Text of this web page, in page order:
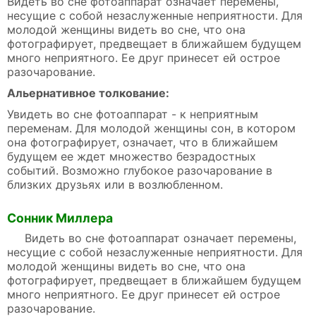
несущие с собой незаслуженные неприятности. Для
молодой женщины видеть во сне, что она
фотографирует, предвещает в ближайшем будущем
много неприятного. Ее друг принесет ей острое
разочарование.
Альернативное толкование:
Увидеть во сне фотоаппарат - к неприятным
переменам. Для молодой женщины сон, в котором
она фотографирует, означает, что в ближайшем
будущем ее ждет множество безрадостных
событий. Возможно глубокое разочарование в
близких друзьях или в возлюбленном.
Сонник Миллера
Видеть во сне фотоаппарат означает перемены,
несущие с собой незаслуженные неприятности. Для
молодой женщины видеть во сне, что она
фотографирует, предвещает в ближайшем будущем
много неприятного. Ее друг принесет ей острое
разочарование.